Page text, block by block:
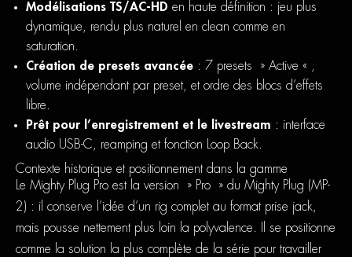
Modélisations TS/AC-HD en haute définition : jeu plus
dynamique, rendu plus naturel en clean comme en
saturation.
Création de presets avancée: 7 presets » Active « ,
volume indépendant par preset, et ordre des blocs d’effets
libre.
Prêt pour l’enregistrement et le livestream : interface
audio USB-C, reamping et fonction Loop Back.
Contexte historique et positionnement dans la gamme
Le Mighty Plug Pro est la version » Pro » du Mighty Plug (MP-
2) : il conserve l’idée d’un rig complet au format prise jack,
mais pousse nettement plus loin la polyvalence. Il se positionne
comme la solution la plus complète de la série pour travailler